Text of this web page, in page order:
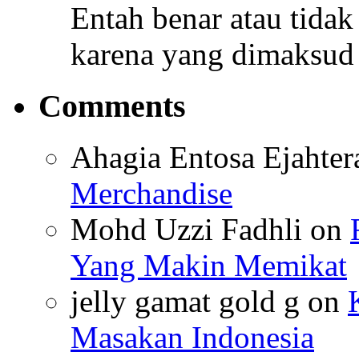
Entah benar atau
karena yang
Comments
Ahagia Entosa
Merchandise
Mohd Uzzi Fadhli on
Yang Makin Memikat
jelly gamat gold g on
Masakan Indonesia